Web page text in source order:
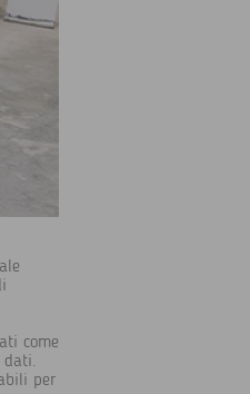
come
dati.
per